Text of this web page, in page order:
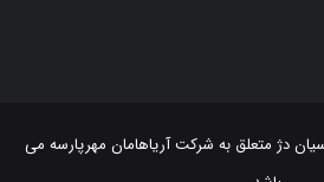
دژ متعلق به شرکت آریاهامان مهرپارسه می